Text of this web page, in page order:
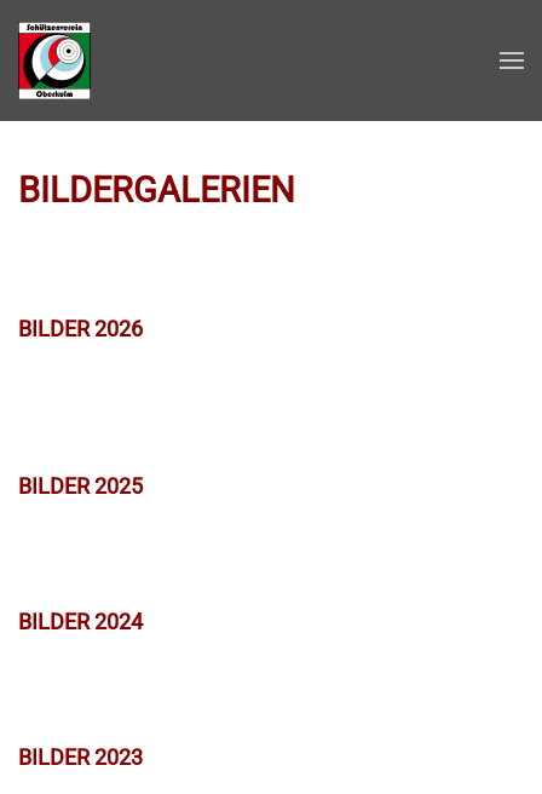
Zum Hauptinhalt springen
BILDERGALERIEN
BILDER 2026
BILDER 2025
BILDER 2024
BILDER 2023